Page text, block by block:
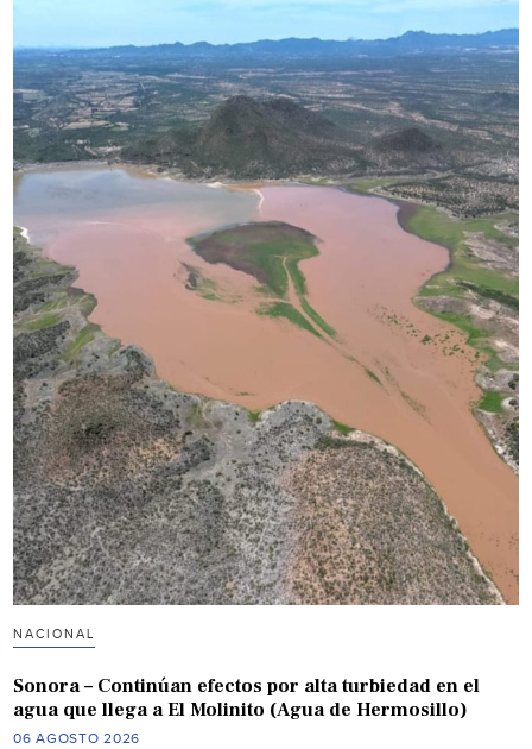
NACIONAL
Sonora – Continúan efectos por alta turbiedad en el
agua que llega a El Molinito (Agua de Hermosillo)
06 AGOSTO 2026